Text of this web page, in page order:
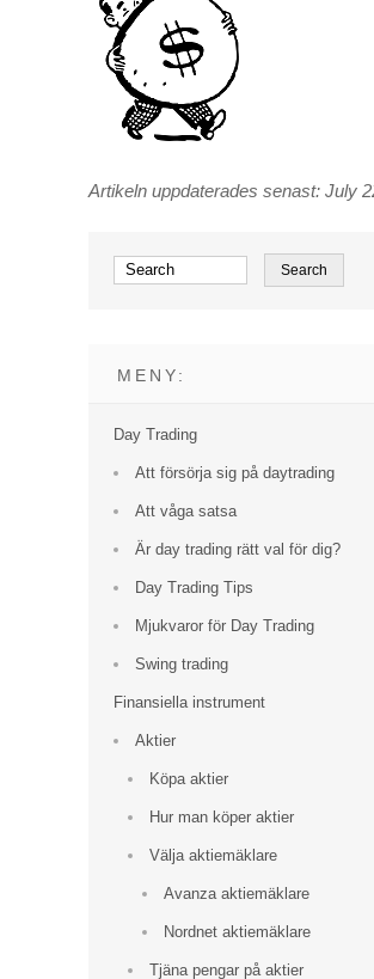
Artikeln uppdaterades senast: July
MENY:
Day Trading
Att försörja sig på daytrading
Att våga satsa
Är day trading rätt val för dig?
Day Trading Tips
Mjukvaror för Day Trading
Swing trading
Finansiella instrument
Aktier
Köpa aktier
Hur man köper aktier
Välja aktiemäklare
Avanza aktiemäklare
Nordnet aktiemäklare
Tjäna pengar på aktier